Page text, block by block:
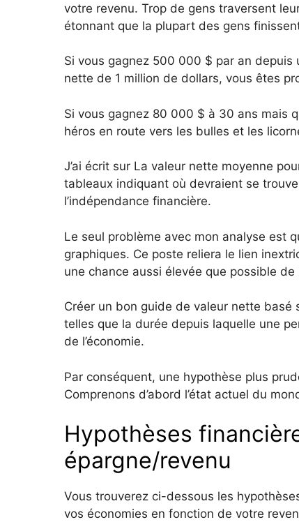
votre revenu. Trop de gens traversent
étonnant que la plupart des gens
Si vous gagnez 500 000 $ par an depuis
nette de 1 million de dollars, vous êtes
Si vous gagnez 80 000 $ à 30 ans mais
héros en route vers les bulles et les
J’ai écrit sur La valeur nette moyenne
tableaux indiquant où devraient se
l’indépendance financière.
Le seul problème avec mon analyse est
graphiques. Ce poste reliera le lien
une chance aussi élevée que possible
Créer un bon guide de valeur nette
telles que la durée depuis laquelle une
de l’économie.
Par conséquent, une hypothèse plus
Comprenons d’abord l’état actuel du
Hypothèses
épargne/revenu
Vous trouverez ci-dessous les
vos économies en fonction de votre